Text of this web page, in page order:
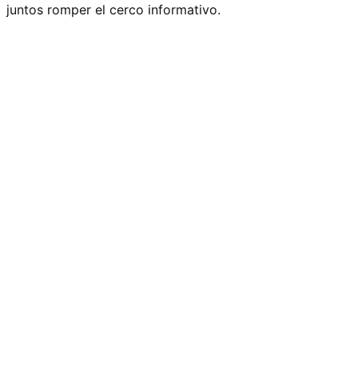
juntos romper el cerco informativo.